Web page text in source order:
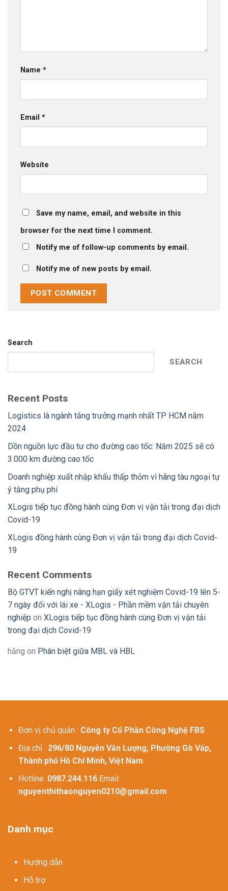
Name *
Email *
Website
Save my name, email, and website in this
browser for the next time I comment.
Notify me of follow-up comments by email.
Notify me of new posts by email.
Search
SEARCH
Recent Posts
Logistics là ngành tăng trưởng mạnh nhất TP HCM năm
2024
Dồn nguồn lực đầu tư cho đường cao tốc: Năm 2025 sẽ có
3.000 km đường cao tốc
Doanh nghiệp xuất nhập khẩu thấp thỏm vì hãng tàu ngoại tự
ý tăng phụ phí
XLogis tiếp tục đồng hành cùng Đơn vị vận tải trong đại dịch
Covid-19
XLogis đồng hành cùng Đơn vị vận tải trong đại dịch Covid-
19
Recent Comments
Bộ GTVT kiến nghị nâng hạn giấy xét nghiệm Covid-19 lên 5-
7 ngày đối với lái xe - XLogis - Phần mềm vận tải chuyên
nghiệp on XLogis tiếp tục đồng hành cùng Đơn vị vận tải
trong đại dịch Covid-19
hằng on Phân biệt giữa MBL và HBL
Đơn vị chủ quản : Công ty Cổ Phần Công Nghệ FBS
Địa chỉ : 296/80 Nguyễn Văn Lượng, Phường Gò Vấp,
Thành phố Hồ Chí Minh, Việt Nam
Hotline: 0987.244.116Email:
nguyenthithaonguyen0210@gmail.com
Danh mục
Hướng dẫn
Hỗ trợ